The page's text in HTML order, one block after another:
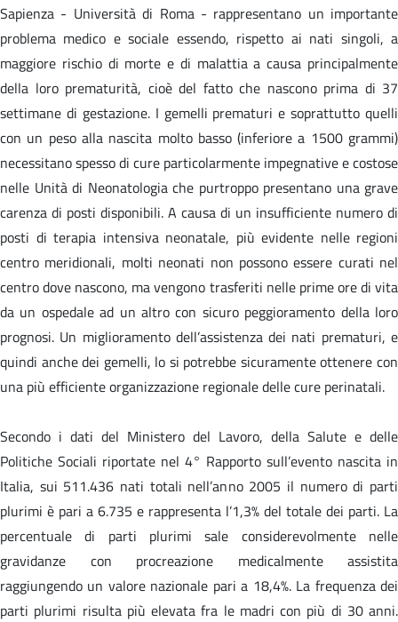
Sapienza - Università di Roma - rappresentano un importante
problema medico e sociale essendo, rispetto ai nati singoli, a
maggiore rischio di morte e di malattia a causa principalmente
della loro prematurità, cioè del fatto che nascono prima di 37
settimane di gestazione. I gemelli prematuri e soprattutto quelli
con un peso alla nascita molto basso (inferiore a 1500 grammi)
necessitano spesso di cure particolarmente impegnative e costose
nelle Unità di Neonatologia che purtroppo presentano una grave
carenza di posti disponibili. A causa di un insufficiente numero di
posti di terapia intensiva neonatale, più evidente nelle regioni
centro meridionali, molti neonati non possono essere curati nel
centro dove nascono, ma vengono trasferiti nelle prime ore di vita
da un ospedale ad un altro con sicuro peggioramento della loro
prognosi. Un miglioramento dell’assistenza dei nati prematuri, e
quindi anche dei gemelli, lo si potrebbe sicuramente ottenere con
una più efficiente organizzazione regionale delle cure perinatali.
Secondo i dati del Ministero del Lavoro, della Salute e delle
Politiche Sociali riportate nel 4° Rapporto sull’evento nascita in
Italia, sui 511.436 nati totali nell’anno 2005 il numero di parti
plurimi è pari a 6.735 e rappresenta l’1,3% del totale dei parti. La
percentuale di parti plurimi sale considerevolmente nelle
gravidanze con procreazione medicalmente assistita
raggiungendo un valore nazionale pari a 18,4%. La frequenza dei
parti plurimi risulta più elevata fra le madri con più di 30 anni.